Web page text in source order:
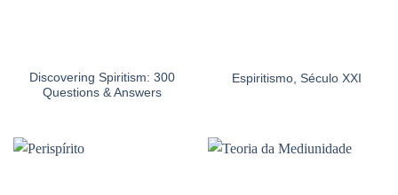
Discovering Spiritism: 300
Questions & Answers
Espiritismo, Século XXI